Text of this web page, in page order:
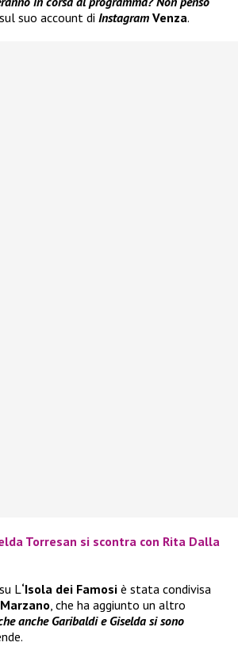
suo account di Instagram Venza.
Torresan si scontra con Rita Dalla
L‘Isola dei Famosi è stata condivisa
, che ha aggiunto un altro
anche Garibaldi e Giselda si sono